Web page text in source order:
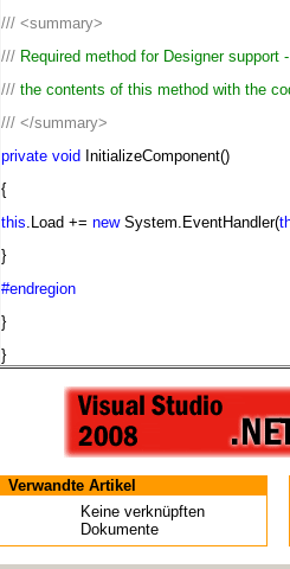
/// <summary>
///Required method for Designer support
///the contents of this method with the
/// </summary>
private void InitializeComponent()
{
this.Load += newSystem.EventHandler(
}
#endregion
}
}
Verwandte Artikel
Keine verknüpften
Dokumente